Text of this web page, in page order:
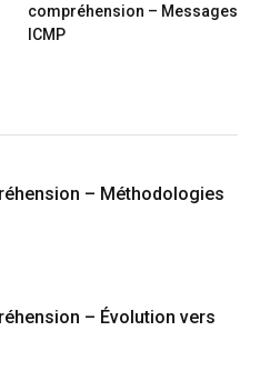
compréhension – Messages
ICMP
– Méthodologies
– Évolution vers